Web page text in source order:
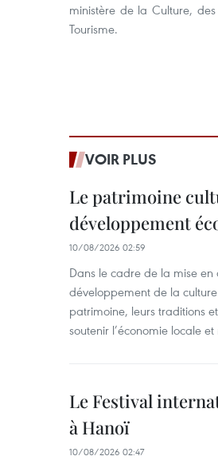
ministère de la Culture,
Tourisme.
VOIR PLUS
Le patrimoine
développement
10/08/2026 02:59
Dans le cadre de la mise
développement de la
patrimoine, leurs traditions
soutenir l’économie locale
Le Festival
à Hanoï
10/08/2026 02:47